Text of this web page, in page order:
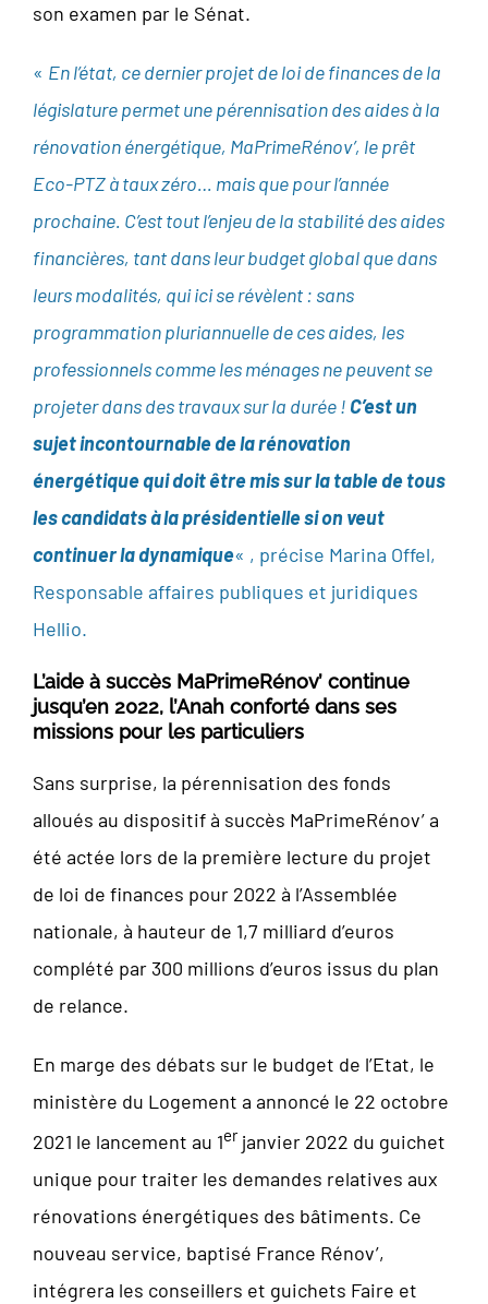
son examen par le Sénat.
« En l’état, ce dernier projet de loi de finances de la
législature permet une pérennisation des aides à la
rénovation énergétique, MaPrimeRénov’, le prêt
Eco-PTZ à taux zéro… mais que pour l’année
prochaine. C’est tout l’enjeu de la stabilité des aides
financières, tant dans leur budget global que dans
leurs modalités, qui ici se révèlent : sans
programmation pluriannuelle de ces aides, les
professionnels comme les ménages ne peuvent se
projeter dans des travaux sur la durée ! C’est un
sujet incontournable de la rénovation
énergétique qui doit être mis sur la table de tous
les candidats à la présidentielle si on veut
continuer la dynamique« , précise Marina Offel,
Responsable affaires publiques et juridiques
Hellio.
L’aide à succès MaPrimeRénov’ continue
jusqu’en 2022, l’Anah conforté dans ses
missions pour les particuliers
Sans surprise, la pérennisation des fonds
alloués au dispositif à succès MaPrimeRénov’ a
été actée lors de la première lecture du projet
de loi de finances pour 2022 à l’Assemblée
nationale, à hauteur de 1,7 milliard d’euros
complété par 300 millions d’euros issus du plan
de relance.
En marge des débats sur le budget de l’Etat, le
ministère du Logement a annoncé le 22 octobre
2021 le lancement au 1erjanvier 2022 du guichet
unique pour traiter les demandes relatives aux
rénovations énergétiques des bâtiments. Ce
nouveau service, baptisé France Rénov’,
intégrera les conseillers et guichets Faire et